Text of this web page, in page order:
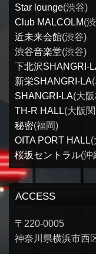
Star lounge(渋谷)
Club MALCOLM(
近未来会館(渋谷)
渋谷音楽堂(渋谷)
下北沢SHANGRI-
新栄SHANGRI-LA
SHANGRI-LA(大
TH-R HALL(大阪
秘密(福岡)
OITA PORT HALL(
桜坂セントラル(沖
ACCESS
〒220-0005
神奈川県横浜市西